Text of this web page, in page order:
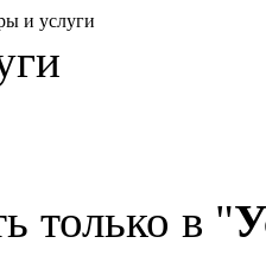
и услуги
только в "